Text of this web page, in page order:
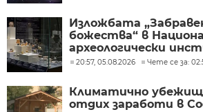
Изложбата
божества“ в
археологически
при БАН
20:57, 05.08.2026 Чете се за:
Климатично
отдих заработи в